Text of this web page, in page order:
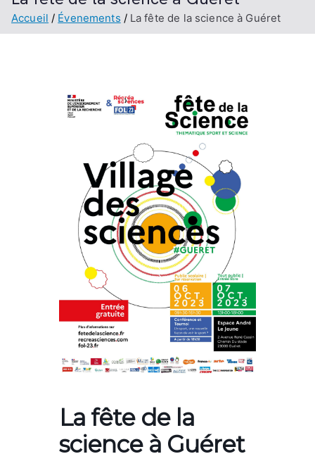
Accueil Évenements La fête de la science à Guéret
La fête de la
science à Guéret